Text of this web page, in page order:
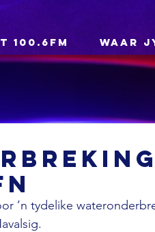
100.6FM WAAR
’n tydelike